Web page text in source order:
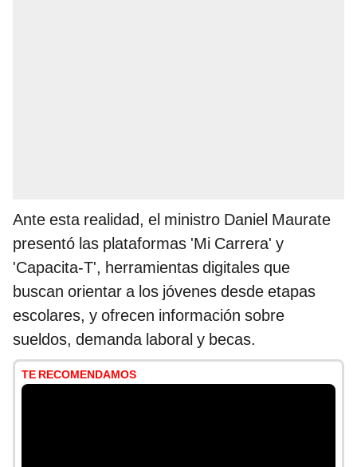
Ante esta realidad, el ministro Daniel Maurate
presentó las plataformas 'Mi Carrera' y
'Capacita-T', herramientas digitales que
buscan orientar a los jóvenes desde etapas
escolares, y ofrecen información sobre
sueldos, demanda laboral y becas.
TE RECOMENDAMOS